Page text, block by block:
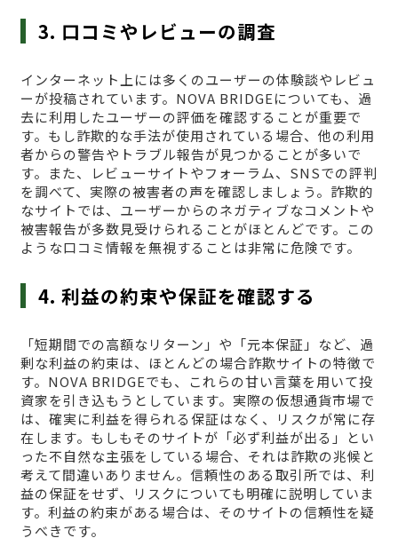
3. 口コミやレビューの調査
インターネット上には多くのユーザーの体験談やレビュ
ーが投稿されています。NOVA BRIDGEについても、過
去に利用したユーザーの評価を確認することが重要で
す。もし詐欺的な手法が使用されている場合、他の利用
者からの警告やトラブル報告が見つかることが多いで
す。また、レビューサイトやフォーラム、SNSでの評判
を調べて、実際の被害者の声を確認しましょう。詐欺的
なサイトでは、ユーザーからのネガティブなコメントや
被害報告が多数見受けられることがほとんどです。この
ような口コミ情報を無視することは非常に危険です。
4. 利益の約束や保証を確認する
「短期間での高額なリターン」や「元本保証」など、過
剰な利益の約束は、ほとんどの場合詐欺サイトの特徴で
す。NOVA BRIDGEでも、これらの甘い言葉を用いて投
資家を引き込もうとしています。実際の仮想通貨市場で
は、確実に利益を得られる保証はなく、リスクが常に存
在します。もしもそのサイトが「必ず利益が出る」とい
った不自然な主張をしている場合、それは詐欺の兆候と
考えて間違いありません。信頼性のある取引所では、利
益の保証をせず、リスクについても明確に説明していま
す。利益の約束がある場合は、そのサイトの信頼性を疑
うべきです。